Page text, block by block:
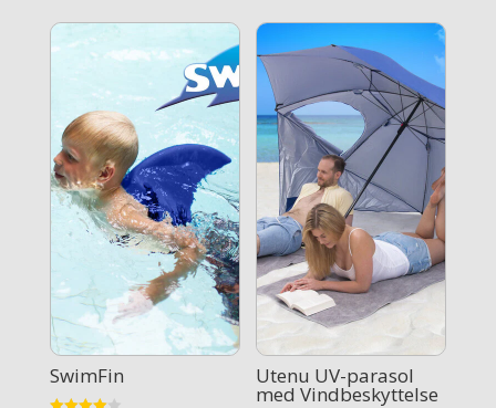
SwimFin Utenu UV-parasol
med Vindbeskyttelse